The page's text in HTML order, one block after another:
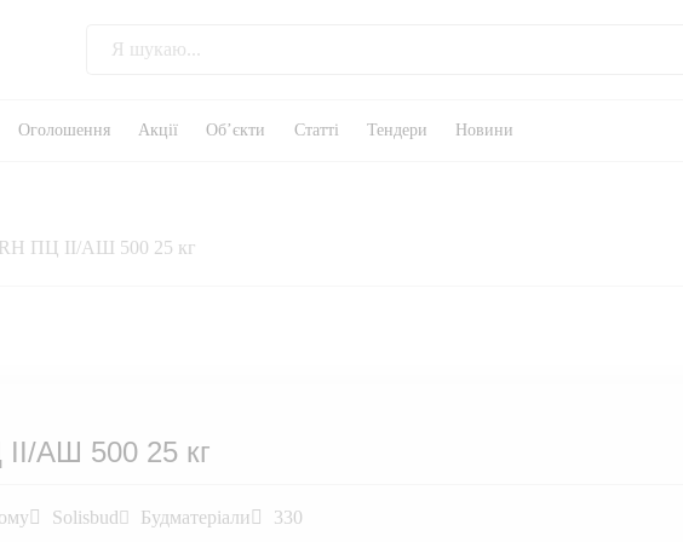
Оголошення Акції Об’єкти Статті Тендери Новини
ПЦ II/АШ 500 25 кг
АШ 500 25 кг
Solisbud Будматеріали 330